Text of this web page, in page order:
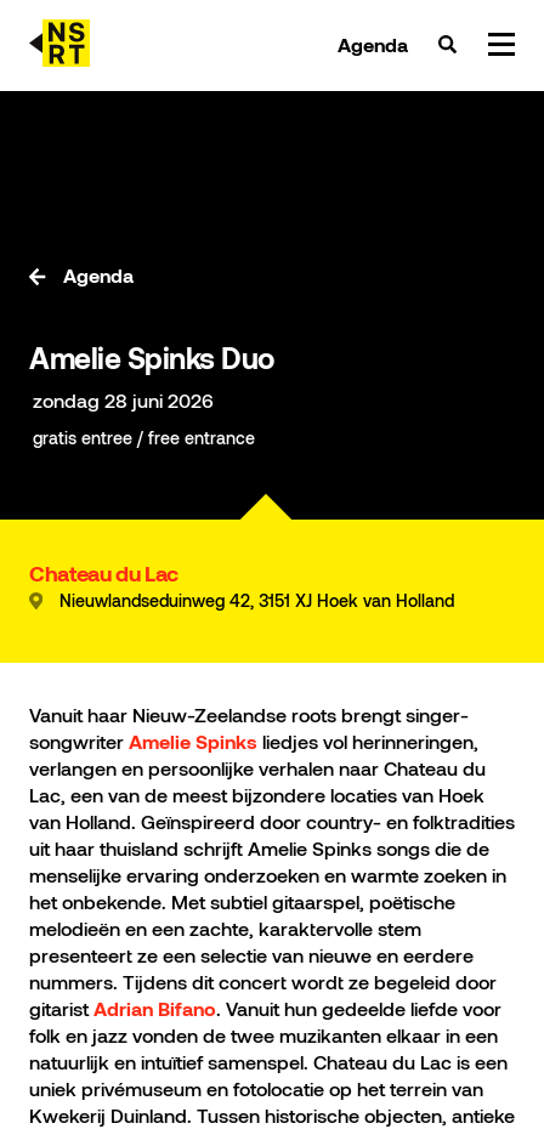
Agenda
team
partners
Amelie Spinks Duo
zondag 28 juni 2026
gratis entree / free entrance
Agenda
Chateau du Lac
Nieuwlandseduinweg 42, 3151 XJ Hoek van Holland
Vanuit haar Nieuw-Zeelandse roots brengt singer-
songwriter Amelie Spinks liedjes vol herinneringen,
verlangen en persoonlijke verhalen naar Chateau du
Lac, een van de meest bijzondere locaties van Hoek
van Holland. Geïnspireerd door country- en folktradities
uit haar thuisland schrijft Amelie Spinks songs die de
menselijke ervaring onderzoeken en warmte zoeken in
het onbekende. Met subtiel gitaarspel, poëtische
melodieën en een zachte, karaktervolle stem
presenteert ze een selectie van nieuwe en eerdere
nummers. Tijdens dit concert wordt ze begeleid door
gitaristAdrian Bifano. Vanuit hun gedeelde liefde voor
folk en jazz vonden de twee muzikanten elkaar in een
natuurlijk en intuïtief samenspel. Chateau du Lac is een
uniek privémuseum en fotolocatie op het terrein van
Kwekerij Duinland. Tussen historische objecten, antieke